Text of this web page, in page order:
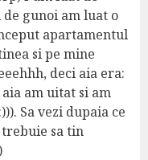
de gunoi am luat o
apartamentul
si pe mine
deci aia era:
am uitat si am
Sa vezi dupaia ce
sa tin